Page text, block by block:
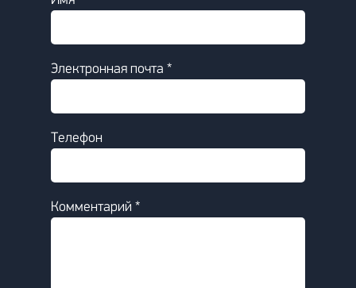
Электронная почта *
Телефон
Комментарий *